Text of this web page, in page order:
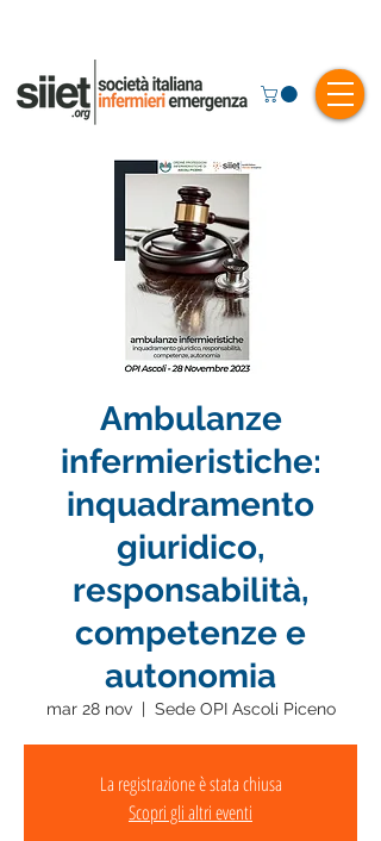
Ambulanze
infermieristiche:
inquadramento
giuridico,
responsabilità,
competenze e
autonomia
mar 28 nov
  |
Sede OPI Ascoli Piceno
La registrazione è stata chiusa
Scopri gli altri eventi